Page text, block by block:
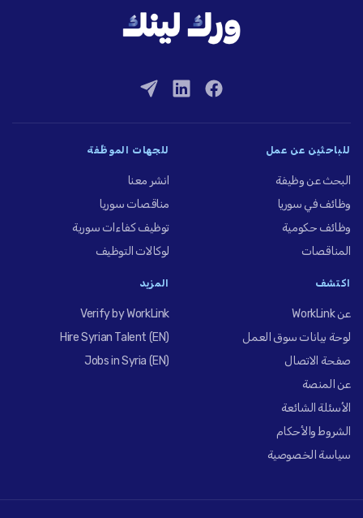
للباحثين عن عمل
البحث عن وظيفة
وظائف في سوريا
وظائف حكومية
المناقصات
للجهات الموظِّفة
انشر معنا
مناقصات سوريا
توظيف كفاءات سورية
لوكالات التوظيف
اكتشف
عن WorkLink
لوحة بيانات سوق العمل
صفحة الاتصال
عن المنصة
الأسئلة الشائعة
الشروط والأحكام
سياسة الخصوصية
المزيد
Verify by WorkLink
Hire Syrian Talent (EN)
Jobs in Syria (EN)